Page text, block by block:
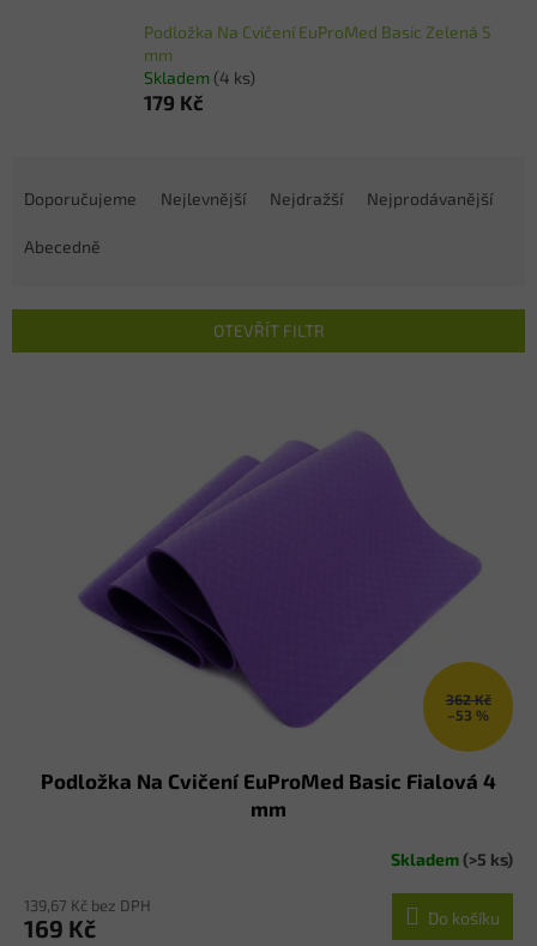
Podložka Na Cvičení EuProMed Basic Zelená 5
mm
Skladem (4 ks)
179 Kč
r
Doporučujeme Nejlevnější Nejdražší Nejprodávanější
Abecedně
OTEVŘÍT FILTR
362 Kč
–53 %
Podložka Na Cvičení EuProMed Basic Fialová 4
mm
Skladem(>5 ks)
139,67 Kč bez DPH
169 Kč Do košíku